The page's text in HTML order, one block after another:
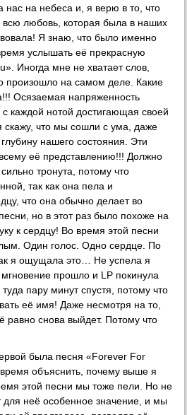
нас на небеса и, я верю в то, что
любовь, которая была в наших
Я знаю, что было именно
услышать её прекрасную
Иногда мне не хватает слов,
произошло на самом деле. Какие
Осязаемая напряженность
каждой нотой достигающая своей
скажу, что мы сошли с ума, даже
нашего состояния. Эти
её представлению!!! Должно
тронута, потому что
так как она пела и
что она обычно делает во
но в этот раз было похоже на
к сердцу! Во время этой песни
Один голос. Одно сердце. По
я ощущала это… Не успела я
мгновение прошло и LP покинула
пару минут спустя, потому что
её имя! Даже несмотря на то,
равно снова выйдет. Потому что
была песня «Forever For
объяснить, почему выше я
этой песни мы тоже пели. Но не
для неё особенное значение, и мы